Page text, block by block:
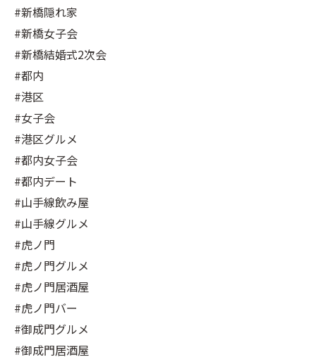
#新橋隠れ家
#新橋女子会
#新橋結婚式2次会
#都内
#港区
#女子会
#港区グルメ
#都内女子会
#都内デート
#山手線飲み屋
#山手線グルメ
#虎ノ門
#虎ノ門グルメ
#虎ノ門居酒屋
#虎ノ門バー
#御成門グルメ
#御成門居酒屋